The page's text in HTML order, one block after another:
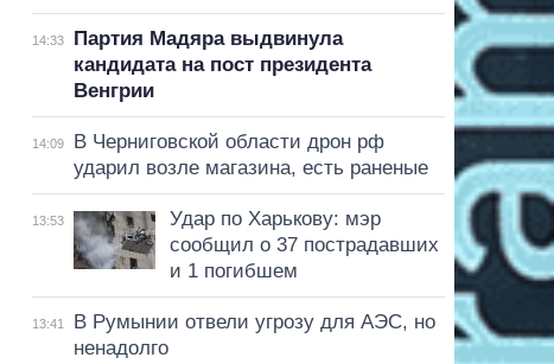
14:33
Партия Мадяра выдвинула
кандидата на пост президента
Венгрии
14:09
В Черниговской области дрон рф
ударил возле магазина, есть раненые
13:53
Удар по Харькову: мэр
сообщил о 37 пострадавших
и 1 погибшем
13:41
В Румынии отвели угрозу для АЭС, но
ненадолго